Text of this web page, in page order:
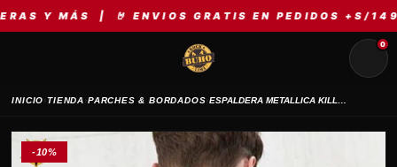
| 🤘 ENVIOS GRATIS EN PEDIDOS +S/149 | ⚡
0
INICIO›TIENDA›PARCHES & BORDADOS›
-10%